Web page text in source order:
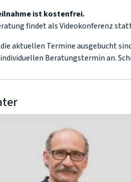
ist kostenfrei.
findet als Videokonferenz
aktuellen Termine ausgebucht
Beratungstermin an.